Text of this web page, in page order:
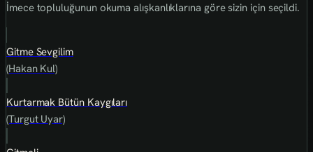
İmece topluluğunun okuma alışkanlıklarına göre sizin için seçildi.
Gitme Sevgilim
(Hakan Kul)
Kurtarmak Bütün Kaygıları
(Turgut Uyar)